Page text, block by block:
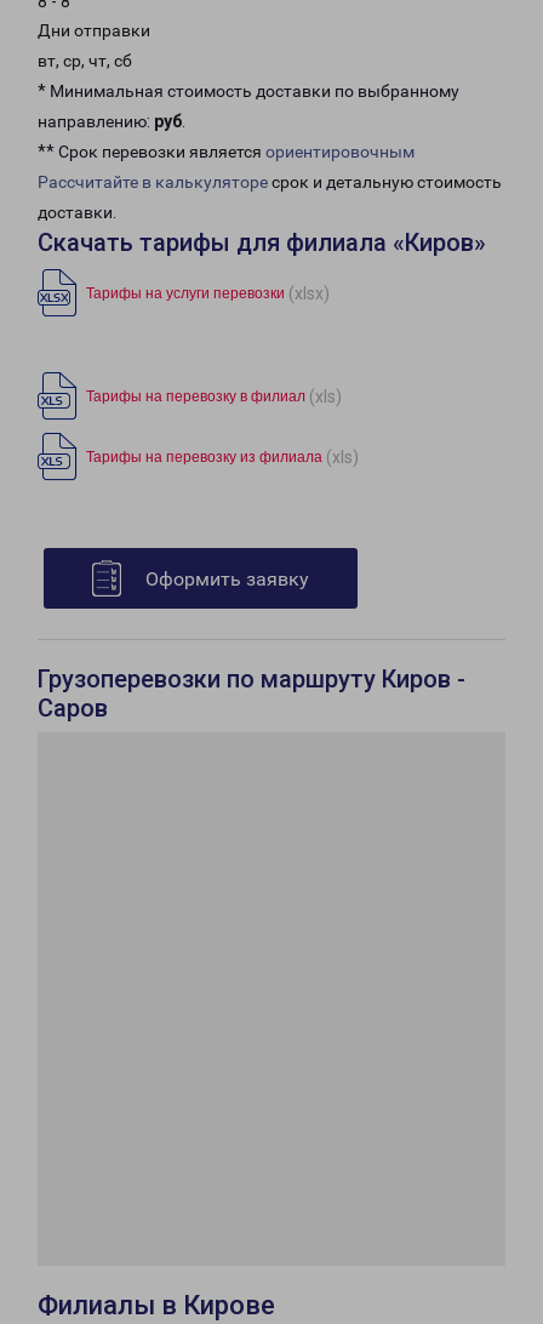
Дни отправки
вт, ср, чт, сб
* Минимальная стоимость доставки по выбранному
направлению: руб.
** Срок перевозки является ориентировочным
Рассчитайте в калькуляторесрок и детальную стоимость
доставки.
Скачать тарифы для филиала «Киров»
Тарифы на услуги перевозки (xlsx)
Тарифы на перевозку в филиал (xls)
Тарифы на перевозку из филиала (xls)
Оформить заявку
Грузоперевозки по маршруту Киров -
Саров
Филиалы в Кирове